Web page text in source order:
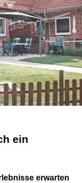
ein
erwarten